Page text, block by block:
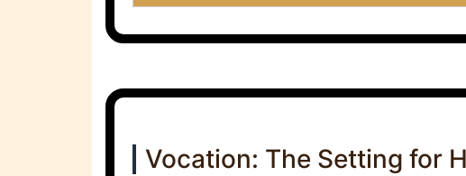
Vocation: The Setting for